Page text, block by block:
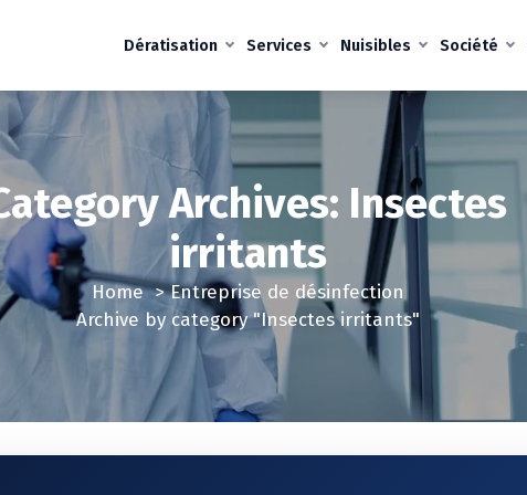
Dératisation Services Nuisibles Société
Archives: Insectes
irritants
Home>Entreprise de désinfection
Archive by category "Insectes irritants"